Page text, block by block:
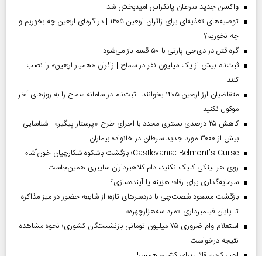
واکسن جدید سرطان پانکراس امیدبخش شد
توصیه‌های تغذیه‌ای برای زائران اربعین ۱۴۰۵ | در گرمای اربعین چه بخوریم و
چه نخوریم؟
گره قتل در دی‌جی پارتی با ۵۰ قسم باز می‌شود
ثبت‌نام بیش از یک میلیون نفر در سماح | زائران «همیار اربعین» را نصب
کنند
متقاضیان ارز اربعین ۱۴۰۵ بخوانند | ثبت‌نام در سامانه سماح را به روز‌های آخر
موکول نکنید
کاهش ۲۵ درصدی بستری مجدد با اجرای طرح «پرستار پیگیر» | شناسایی
بیش از ۳۰۰۰ مورد جدید سرطان در خانواده بیماران
Castlevania: Belmont’s Curse؛ بازگشت باشکوه شکارچیان خون‌آشام
روی هر لینکی کلیک نکنید، دام کلاهبرداران سایبری همین‌جاست
سرمایه‌گذاری برای رفاه؛ هزینه یا آینده‌سازی؟
بازگشت مسعود شصت‌چی با دردسر‌های تازه؛ از شایعه حضور در میز مذاکره
تا پایان فیلمبرداری «مرد سه‌هزارچهره»
استعلام وام ضروری ۷۵ میلیون تومانی بازنشستگان کشوری؛ نحوه مشاهده
نتیجه درخواست